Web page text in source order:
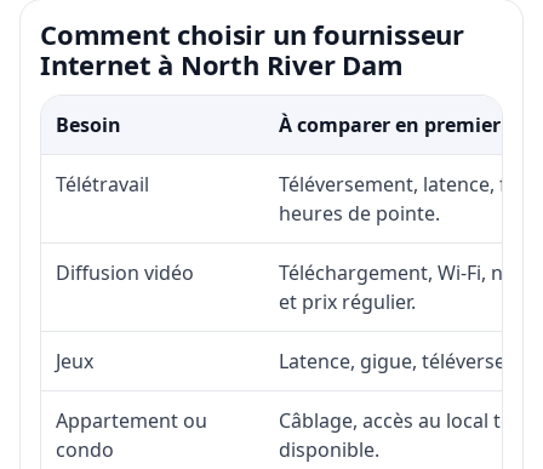
Comment choisir un fournisseur
Internet à North River Dam
Besoin À comparer en premier
Télétravail
Téléversement, latence,
heures de pointe.
Diffusion vidéo
Téléchargement, Wi-Fi,
et prix régulier.
Jeux Latence, gigue,
Appartement ou
condo
Câblage, accès au local
disponible.